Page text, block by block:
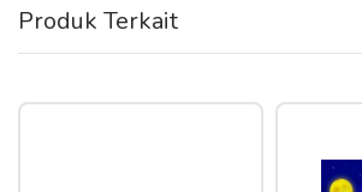
Produk Terkait